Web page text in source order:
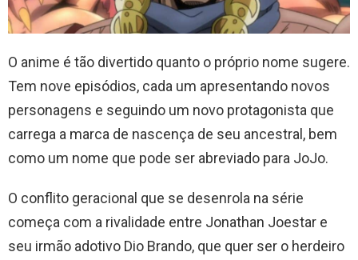
O anime é tão divertido quanto o próprio nome sugere.
Tem nove episódios, cada um apresentando novos
personagens e seguindo um novo protagonista que
carrega a marca de nascença de seu ancestral, bem
como um nome que pode ser abreviado para JoJo.
O conflito geracional que se desenrola na série
começa com a rivalidade entre Jonathan Joestar e
seu irmão adotivo Dio Brando, que quer ser o herdeiro